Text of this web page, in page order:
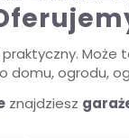
Może
domu, ogrodu,
znajdziesz